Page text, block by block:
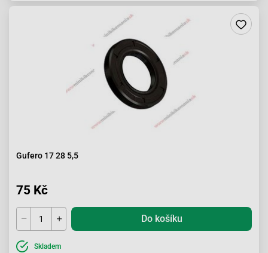
Gufero 17 28 5,5
75 Kč
Do košíku
Skladem